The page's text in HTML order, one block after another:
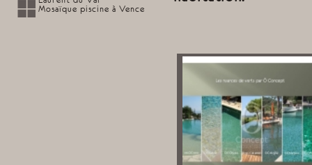
Mosaïque piscine à Vence